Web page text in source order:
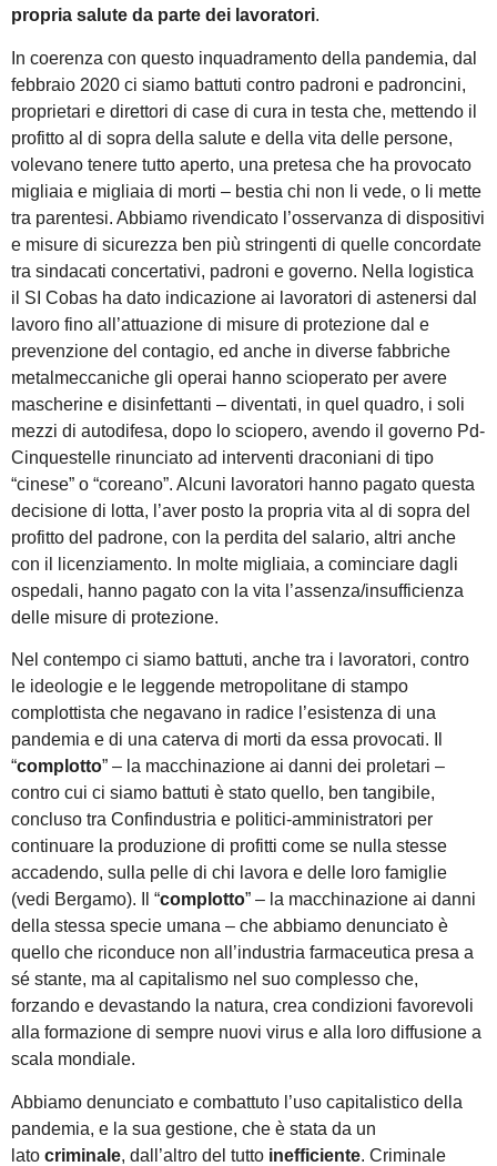
propria salute da parte dei lavoratori.
In coerenza con questo inquadramento della pandemia, dal
febbraio 2020 ci siamo battuti contro padroni e padroncini,
proprietari e direttori di case di cura in testa che, mettendo il
profitto al di sopra della salute e della vita delle persone,
volevano tenere tutto aperto, una pretesa che ha provocato
migliaia e migliaia di morti – bestia chi non li vede, o li mette
tra parentesi. Abbiamo rivendicato l’osservanza di dispositivi
e misure di sicurezza ben più stringenti di quelle concordate
tra sindacati concertativi, padroni e governo. Nella logistica
il SI Cobas ha dato indicazione ai lavoratori di astenersi dal
lavoro fino all’attuazione di misure di protezione dal e
prevenzione del contagio, ed anche in diverse fabbriche
metalmeccaniche gli operai hanno scioperato per avere
mascherine e disinfettanti – diventati, in quel quadro, i soli
mezzi di autodifesa, dopo lo sciopero, avendo il governo Pd-
Cinquestelle rinunciato ad interventi draconiani di tipo
“cinese” o “coreano”. Alcuni lavoratori hanno pagato questa
decisione di lotta, l’aver posto la propria vita al di sopra del
profitto del padrone, con la perdita del salario, altri anche
con il licenziamento. In molte migliaia, a cominciare dagli
ospedali, hanno pagato con la vita l’assenza/insufficienza
delle misure di protezione.
Nel contempo ci siamo battuti, anche tra i lavoratori, contro
le ideologie e le leggende metropolitane di stampo
complottista che negavano in radice l’esistenza di una
pandemia e di una caterva di morti da essa provocati. Il
“complotto” – la macchinazione ai danni dei proletari –
contro cui ci siamo battuti è stato quello, ben tangibile,
concluso tra Confindustria e politici-amministratori per
continuare la produzione di profitti come se nulla stesse
accadendo, sulla pelle di chi lavora e delle loro famiglie
(vedi Bergamo). Il “complotto” – la macchinazione ai danni
della stessa specie umana – che abbiamo denunciato è
quello che riconduce non all’industria farmaceutica presa a
sé stante, ma al capitalismo nel suo complesso che,
forzando e devastando la natura, crea condizioni favorevoli
alla formazione di sempre nuovi virus e alla loro diffusione a
scala mondiale.
Abbiamo denunciato e combattuto l’uso capitalistico della
pandemia, e la sua gestione, che è stata da un
lato criminale, dall’altro del tutto inefficiente. Criminale